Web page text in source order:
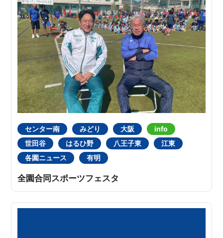
センター南 みどり 大阪
info
世田谷
はるひ野 八王子東
江東
各園ニュース
有明
全園合同スポーツフェスタ